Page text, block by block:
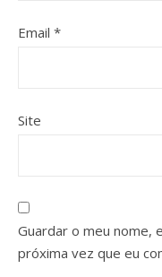
Email *
Site
Guardar o meu nome,
próxima vez que eu